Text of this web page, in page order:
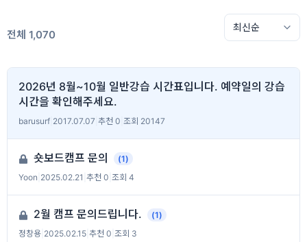
전체 1,070
2026년 8월~10월 일반강습 시간표입니다. 예약일의 강습
시간을 확인해주세요.
barusurf 2017.07.07 추천 0 조회 20147
숏보드캠프 문의
(1)
Yoon 2025.02.21 추천 0 조회 4
2월 캠프 문의드립니다.
(1)
정창용 2025.02.15 추천 0 조회 3